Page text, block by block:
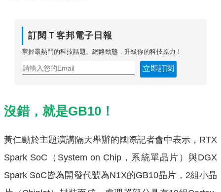
訂閱Ｔ客邦電子日報
掌握最熱門的科技話題、網路動態，升級你的科技原力！
立即訂閱
沒錯，就是GB10！
黃仁勳於主題演講隔天舉辦的國際記者會中表示，RTX
Spark SoC（System on Chip，系統單晶片）與DGX
Spark SoC皆為開發代號為N1X的GB10晶片，2組小晶